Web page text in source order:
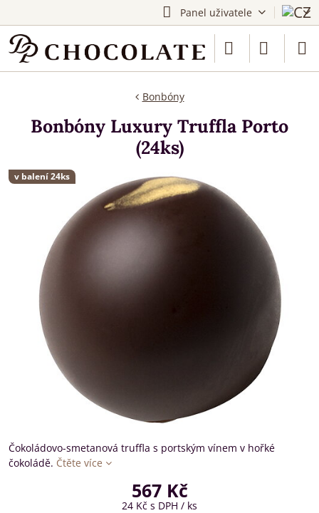
Panel uživatele
v balení 24ks
Bonbóny
Bonbóny Luxury Truffla Porto
(24ks)
Čokoládovo-smetanová truffla s portským vínem v hořké
čokoládě. Čtěte více
567 Kč
24 Kč s DPH / ks